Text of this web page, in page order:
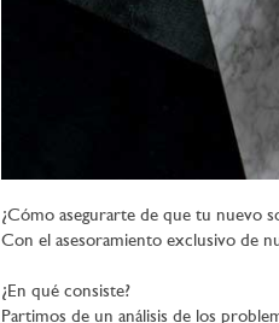
¿Cómo asegurarte de que tu nuevo
Con el asesoramiento exclusivo de
¿En qué consiste?
Partimos de un análisis de los